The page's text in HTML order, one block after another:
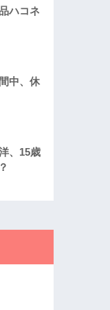
ハコネ
中、休
、15歳